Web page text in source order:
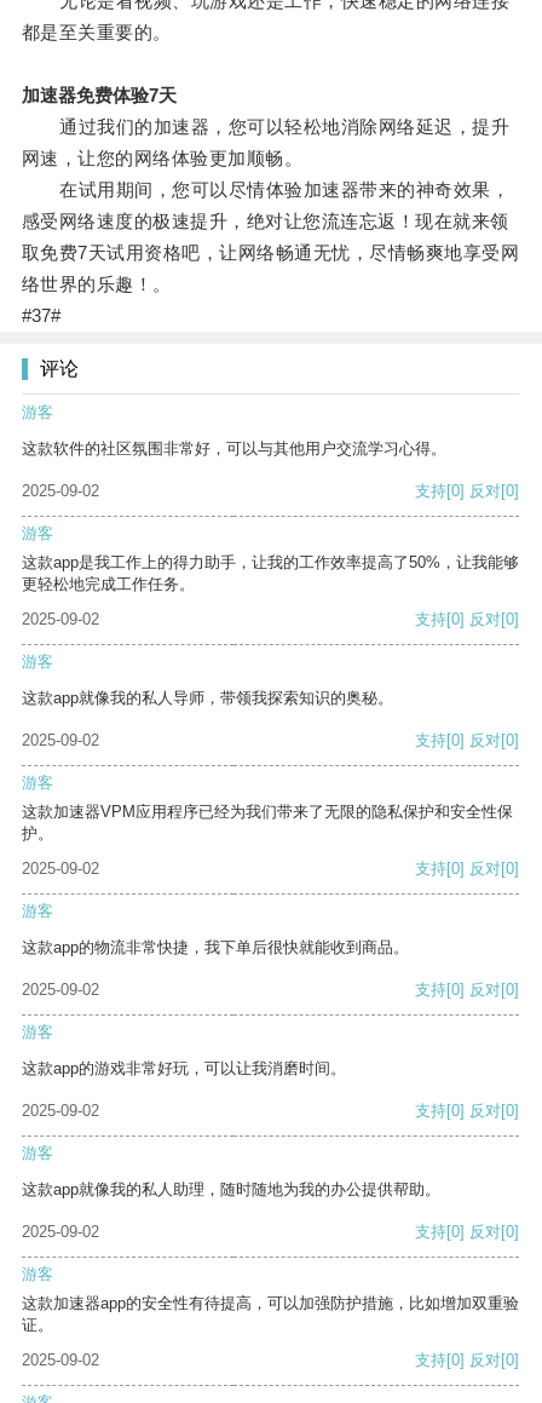
都是至关重要的。
加速器免费体验7天
通过我们的加速器，您可以轻松地消除网络延迟，提升
网速，让您的网络体验更加顺畅。
在试用期间，您可以尽情体验加速器带来的神奇效果，
感受网络速度的极速提升，绝对让您流连忘返！现在就来领
取免费7天试用资格吧，让网络畅通无忧，尽情畅爽地享受网
络世界的乐趣！。
#37#
评论
游客
这款软件的社区氛围非常好，可以与其他用户交流学习心得。
2025-09-02 支持[0] 反对[0]
游客
这款app是我工作上的得力助手，让我的工作效率提高了50%，让我能够
更轻松地完成工作任务。
2025-09-02
支持[0] 反对[0]
游客
这款app就像我的私人导师，带领我探索知识的奥秘。
2025-09-02 支持[0] 反对[0]
游客
这款加速器VPM应用程序已经为我们带来了无限的隐私保护和安全性保
护。
2025-09-02
支持[0] 反对[0]
游客
这款app的物流非常快捷，我下单后很快就能收到商品。
2025-09-02 支持[0] 反对[0]
游客
这款app的游戏非常好玩，可以让我消磨时间。
2025-09-02 支持[0] 反对[0]
游客
这款app就像我的私人助理，随时随地为我的办公提供帮助。
2025-09-02 支持[0] 反对[0]
游客
这款加速器app的安全性有待提高，可以加强防护措施，比如增加双重验
证。
2025-09-02
支持[0] 反对[0]